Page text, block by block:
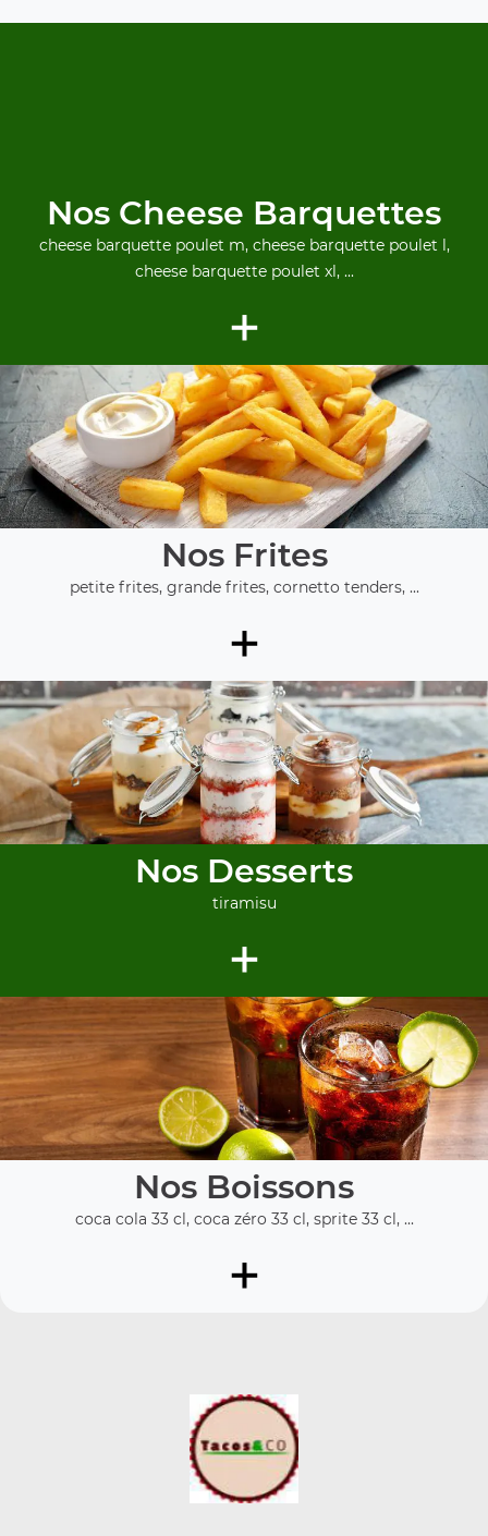
Nos Cheese Barquettes
cheese barquette poulet m, cheese barquette poulet l,
cheese barquette poulet xl, ...
+
Nos Frites
petite frites, grande frites, cornetto tenders, ...
+
Nos Desserts
tiramisu
+
Nos Boissons
coca cola 33 cl, coca zéro 33 cl, sprite 33 cl, ...
+